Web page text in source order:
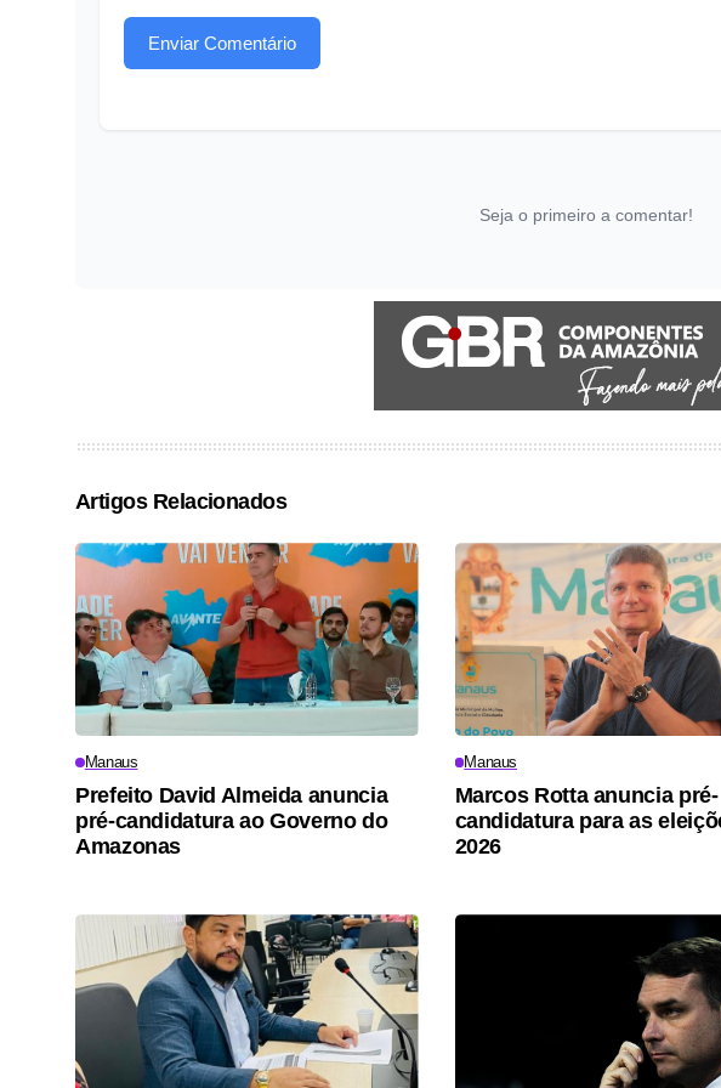
Enviar Comentário
Seja o primeiro a comentar!
Artigos Relacionados
Manaus
Prefeito David Almeida anuncia
pré-candidatura ao Governo do
Amazonas
Manaus
Marcos Rotta anuncia pré-
candidatura para as
2026